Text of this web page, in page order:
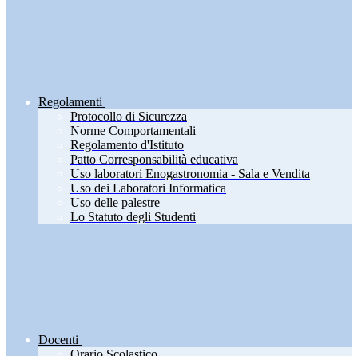
Regolamenti
Protocollo di Sicurezza
Norme Comportamentali
Regolamento d'Istituto
Patto Corresponsabilità educativa
Uso laboratori Enogastronomia - Sala e Vendita
Uso dei Laboratori Informatica
Uso delle palestre
Lo Statuto degli Studenti
Docenti